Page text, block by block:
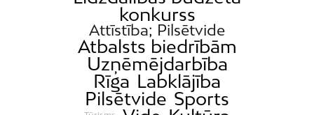
konkurss
Attīstība; Pilsētvide
Atbalsts biedrībām
Uzņēmējdarbība
Rīga Labklājība
Pilsētvide Sports